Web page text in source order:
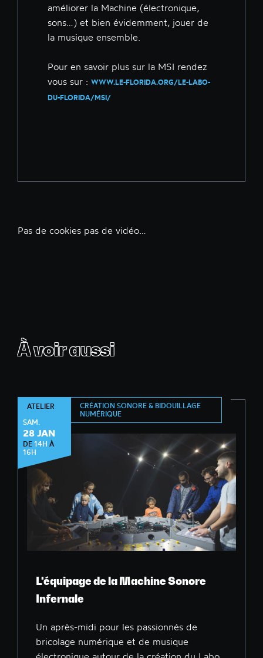
améliorer la Machine (électronique,
sons…) et bien évidemment, jouer de
la musique ensemble.
Pour en savoir plus sur la MSI rendez
vous sur : WWW.LE-FLORIDA.ORG/LE-LABO-
DU-FLORIDA/MSI/
Pas de cookies pas de vidéo…
À voir aussi
ATELIER
SAM.
28 JAN
DE 14H À
16H
CRÉATION SONORE & BIDOUILLAGE
NUMÉRIQUE
L'équipage de la Machine Sonore
Infernale
Un après-midi pour les passionnés de
bricolage numérique et de musique